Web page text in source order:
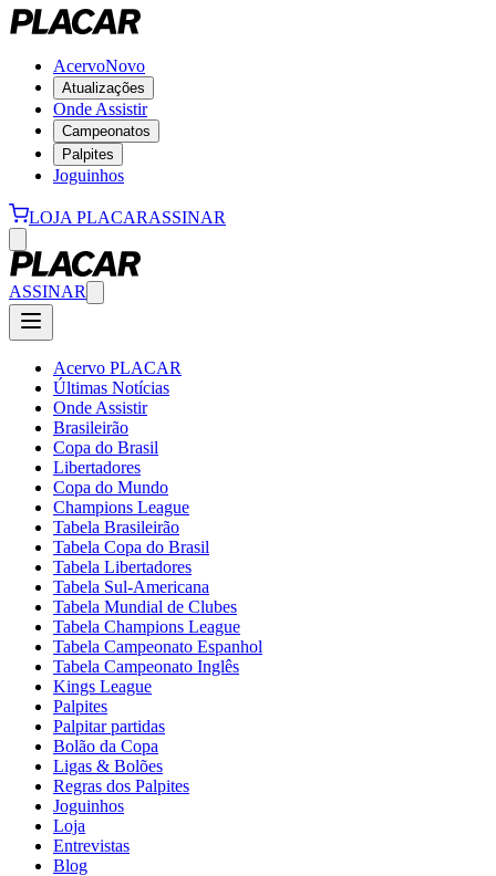
AcervoNovo
Atualizações
Onde Assistir
Campeonatos
Palpites
Joguinhos
LOJA PLACARASSINAR
ASSINAR
Acervo PLACAR
Últimas Notícias
Onde Assistir
Brasileirão
Copa do Brasil
Libertadores
Copa do Mundo
Champions League
Tabela Brasileirão
Tabela Copa do Brasil
Tabela Libertadores
Tabela Sul-Americana
Tabela Mundial de Clubes
Tabela Champions League
Tabela Campeonato Espanhol
Tabela Campeonato Inglês
Kings League
Palpites
Palpitar partidas
Bolão da Copa
Ligas & Bolões
Regras dos Palpites
Joguinhos
Loja
Entrevistas
Blog